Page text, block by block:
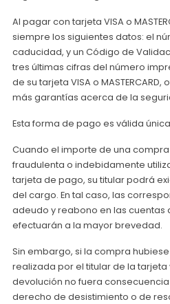
Al pagar con tarjeta VISA o
siempre los siguientes datos: el
caducidad, y un Código de
tres últimas cifras del número
de su tarjeta VISA o
más garantías acerca de la
Esta forma de pago es válida
Cuando el importe de una
fraudulenta o indebidamente
tarjeta de pago, su titular podrá
del cargo. En tal caso, las
adeudo y reabono en las cuentas
efectuarán a la mayor brevedad.
Sin embargo, si la compra
realizada por el titular de la tarjeta
devolución no fuera
derecho de desistimiento o de